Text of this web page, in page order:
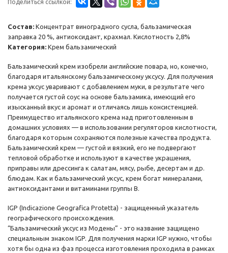
Поделиться ссылкой:
Состав: Концентрат виноградного сусла, бальзамическая
заправка 20 %, антиоксидант, крахмал. Кислотность 2,8%
Категория: Крем бальзамический
Бальзамический крем изобрели английские повара, но, конечно,
благодаря итальянскому бальзамическому уксусу. Для получения
крема уксус уваривают с добавлением муки, в результате чего
получается густой соус на основе бальзамика, имеющий его
изысканный вкус и аромат и отличаясь лишь консистенцией.
Преимущество итальянского крема над приготовленным в
домашних условиях — в использовании регуляторов кислотности,
благодаря которым сохраняются полезные качества продукта.
Бальзамический крем — густой и вязкий, его не подвергают
тепловой обработке и используют в качестве украшения,
приправы или дрессинга к салатам, мясу, рыбе, десертам и др.
блюдам. Как и бальзамический уксус, крем богат минералами,
антиоксидантами и витаминами группы B.
IGP (Indicazione Geografica Protetta) - защищенный указатель
географического происхождения.
“Бальзамический уксус из Модены” - это название защищено
специальным знаком IGP. Для получения марки IGP нужно, чтобы
хотя бы одна из фаз процесса изготовления проходила в рамках